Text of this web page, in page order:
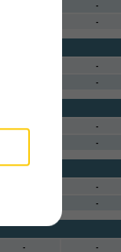
-
-
-
-
-
-
-
-
- -